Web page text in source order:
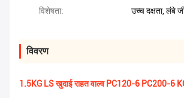
विशेषता: उच्च दक्षता, लंबे
विवरण
1.5KG LS खुदाई राहत वाल्व PC120-6 PC200-6